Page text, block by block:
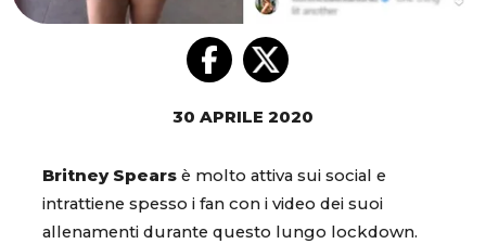
30 APRILE 2020
Britney Spears è molto attiva sui social e
intrattiene spesso i fan con i video dei suoi
allenamenti durante questo lungo lockdown.